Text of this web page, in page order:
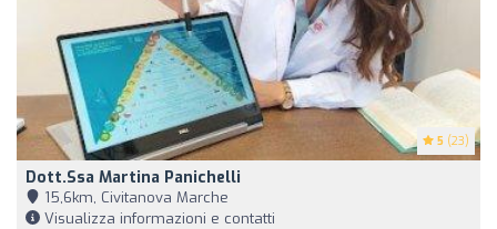
5 (23)
Dott.ssa Martina Panichelli
15,6km, Civitanova Marche
Visualizza informazioni e contatti